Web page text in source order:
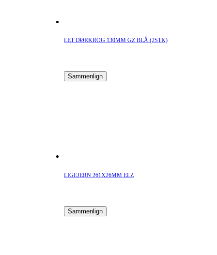
LET DØRKROG 130MM GZ BLÅ (2STK)
Sammenlign
LIGEJERN 261X26MM ELZ
Sammenlign